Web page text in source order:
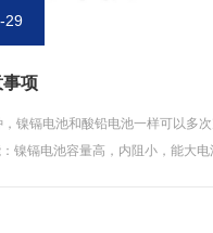
29
项
镍镉电池和酸铅电池一样可以多
镍镉电池容量高，内阻小，能大电